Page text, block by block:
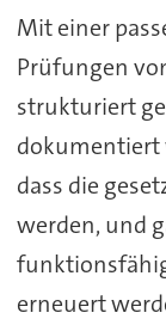
Mit einer
Prüfungen
strukturiert
dokumentiert
dass die
werden, und
erneuert